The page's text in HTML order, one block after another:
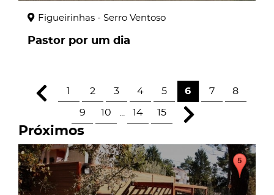
Figueirinhas - Serro Ventoso
Pastor por um dia
1 2 3 4 5 6 7 8
9 10 14 15
Próximos
page